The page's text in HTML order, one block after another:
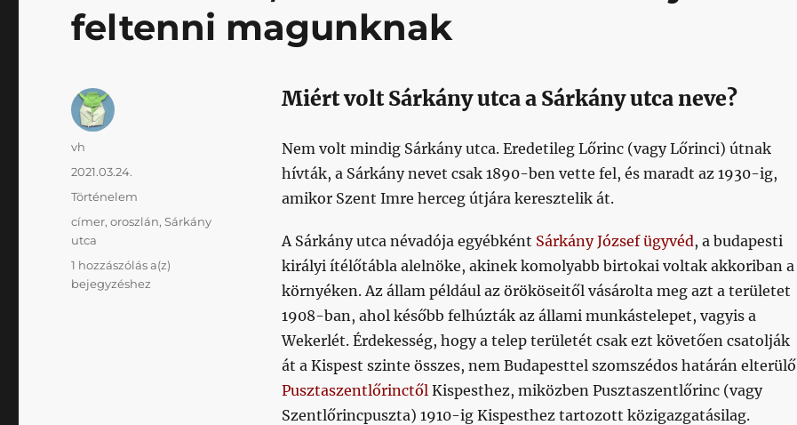
feltenni magunknak
Miért volt Sárkány utca a Sárkány utca neve?
Nem volt mindig Sárkány utca. Eredetileg Lőrinc (vagy Lőrinci) útnak
hívták, a Sárkány nevet csak 1890-ben vette fel, és maradt az 1930-ig,
amikor Szent Imre herceg útjára keresztelik át.
A Sárkány utca névadója egyébként Sárkány József ügyvéd, a budapesti
királyi ítélőtábla alelnöke, akinek komolyabb birtokai voltak akkoriban a
környéken. Az állam például az örököseitől vásárolta meg azt a területet
1908-ban, ahol később felhúzták az állami munkástelepet, vagyis a
Wekerlét. Érdekesség, hogy a telep területét csak ezt követően csatolják
át a Kispest szinte összes, nem Budapesttel szomszédos határán elterülő
PusztaszentlőrinctőlKispesthez, miközben Pusztaszentlőrinc (vagy
Szentlőrincpuszta) 1910-ig Kispesthez tartozott közigazgatásilag.
Szerző
vh
Közzétéve
2021.03.24.
Kategória
Történelem
Címke
címer,oroszlán,Sárkány
utca
1 hozzászólás a(z)
bejegyzéshez